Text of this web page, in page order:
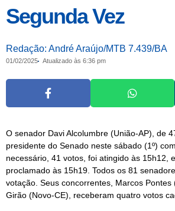
Segunda Vez
Redação: André Araújo/MTB 7.439/BA
01/02/2025 Atualizado às 6:36 pm
O senador Davi Alcolumbre (União-AP), de
presidente do Senado neste sábado (1º)
necessário, 41 votos, foi atingido às 15h12,
proclamado às 15h19. Todos os 81
votação. Seus concorrentes, Marcos Pontes
Girão (Novo-CE), receberam quatro votos